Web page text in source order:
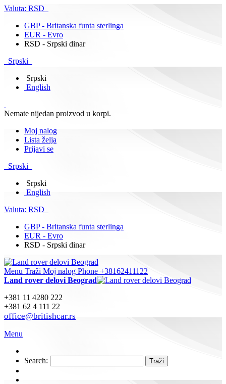
Valuta: RSD
GBP - Britanska funta sterlinga
EUR - Evro
RSD - Srpski dinar
Srpski
Srpski
English
Nemate nijedan proizvod u korpi.
Moj nalog
Lista želja
Prijavi se
Srpski
Srpski
English
Valuta: RSD
GBP - Britanska funta sterlinga
EUR - Evro
RSD - Srpski dinar
Menu Traži Moj nalog Phone +38162411122
Land rover delovi Beograd
+381 11 4280 222
+381 62 4 111 22
office@britishcar.rs
Menu
Search: Traži